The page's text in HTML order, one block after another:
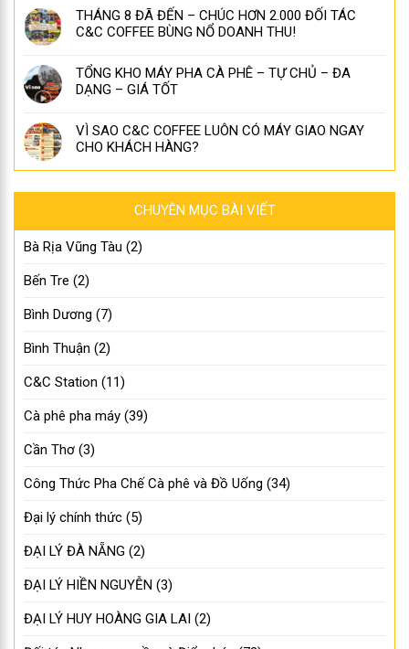
THÁNG 8 ĐÃ ĐẾN – CHÚC HƠN 2.000 ĐỐI TÁC
C&C COFFEE BÙNG NỔ DOANH THU!
TỔNG KHO MÁY PHA CÀ PHÊ – TỰ CHỦ – ĐA
DẠNG – GIÁ TỐT
VÌ SAO C&C COFFEE LUÔN CÓ MÁY GIAO NGAY
CHO KHÁCH HÀNG?
CHUYÊN MỤC BÀI VIẾT
Bà Rịa Vũng Tàu (2)
Bến Tre (2)
Bình Dương (7)
Bình Thuận (2)
C&C Station (11)
Cà phê pha máy (39)
Cần Thơ (3)
Công Thức Pha Chế Cà phê và Đồ Uống (34)
Đại lý chính thức (5)
ĐẠI LÝ ĐÀ NẴNG (2)
ĐẠI LÝ HIỀN NGUYỄN (3)
ĐẠI LÝ HUY HOÀNG GIA LAI (2)